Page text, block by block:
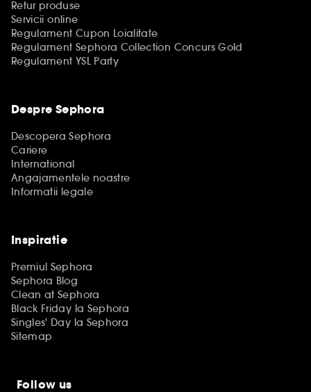
Retur produse
Servicii online
Regulament Cupon Loialitate
Regulament Sephora Collection Concurs Gold
Regulament YSL Party
Despre Sephora
Descopera Sephora
Cariere
International
Angajamentele noastre
Informatii legale
Inspiratie
Premiul Sephora
Sephora Blog
Clean at Sephora
Black Friday la Sephora
Singles' Day la Sephora
Sitemap
Follow us